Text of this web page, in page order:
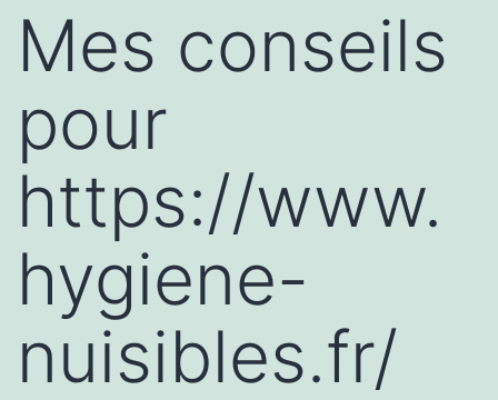
Mes conseils
pour
https://www.
hygiene-
nuisibles.fr/